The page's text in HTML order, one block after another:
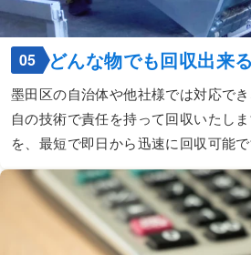
05 どんな物でも回収出来る
墨田区の自治体や他社様では対応で
自の技術で責任を持って回収いたし
を、最短で即日から迅速に回収可能で